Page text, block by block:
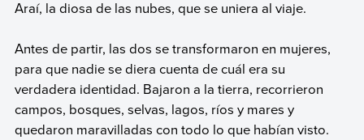
Araí, la diosa de las nubes, que se uniera al viaje.
Antes de partir, las dos se transformaron en mujeres,
para que nadie se diera cuenta de cuál era su
verdadera identidad. Bajaron a la tierra, recorrieron
campos, bosques, selvas, lagos, ríos y mares y
quedaron maravilladas con todo lo que habían visto.